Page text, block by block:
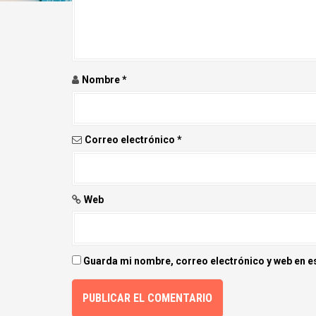
e
n
r
a
Nombre*
Correo electrónico *
Web
Guarda mi nombre, correo electrónico y web en